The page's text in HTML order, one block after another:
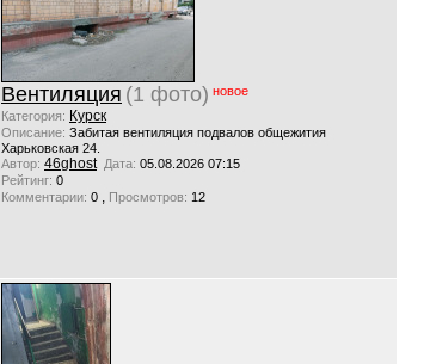
Вентиляция (1 фото) новое
Категория: Курск
Описание: Забитая вентиляция подвалов общежития
Харьковская 24.
Автор: 46ghost Дата: 05.08.2026 07:15
Рейтинг: 0
Комментарии: 0 , Просмотров: 12